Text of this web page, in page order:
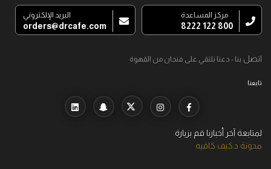
مركز المساعدة
800 122 8222
البريد الإلكتروني
orders@drcafe.com
اتصل بنا - دعنا نلتقي على فنجان من القهوة
تابعنا
لمتابعة آخر أخبارنا قم بزيارة
مدونة د.كيف كافيه